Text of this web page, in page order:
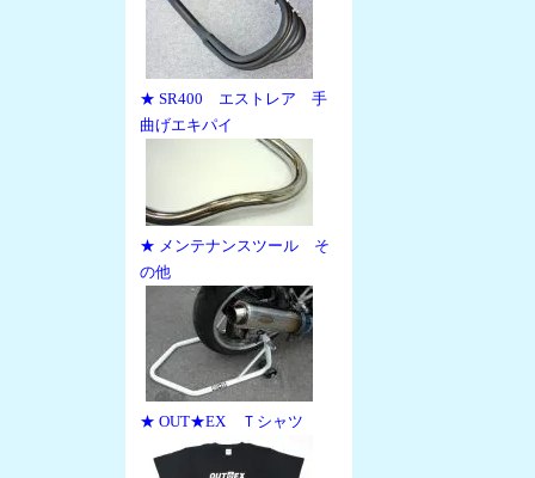
★ SR400 エストレア 手
曲げエキパイ
★ メンテナンスツール そ
の他
★ OUT★EX Ｔシャツ